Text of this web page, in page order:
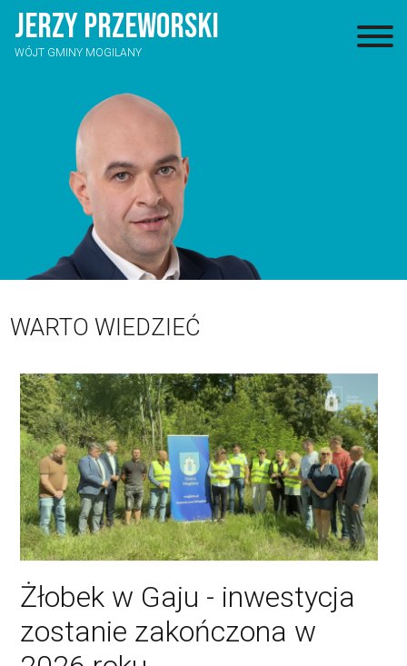
JERZYPRZEWORSKI
WÓJT GMINY MOGILANY
WARTO WIEDZIEĆ
Żłobek w Gaju - inwestycja
zostanie zakończona w